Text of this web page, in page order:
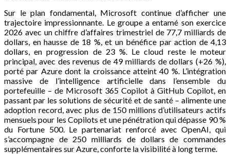
Sur le plan fondamental, Microsoft continue d’afficher une
trajectoire impressionnante. Le groupe a entamé son exercice
2026 avec un chiffre d’affaires trimestriel de 77,7 milliards de
dollars, en hausse de 18 %, et un bénéfice par action de 4,13
dollars, en progression de 23 %. Le cloud reste le moteur
principal, avec des revenus de 49 milliards de dollars (+26 %),
porté par Azure dont la croissance atteint 40 %. L’intégration
massive de l’intelligence artificielle dans l’ensemble du
portefeuille – de Microsoft 365 Copilot à GitHub Copilot, en
passant par les solutions de sécurité et de santé – alimente une
adoption record, avec plus de 150 millions d’utilisateurs actifs
mensuels pour les Copilots et une pénétration qui dépasse 90 %
du Fortune 500. Le partenariat renforcé avec OpenAI, qui
s’accompagne de 250 milliards de dollars de commandes
supplémentaires sur Azure, conforte la visibilité à long terme.